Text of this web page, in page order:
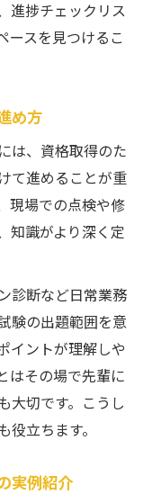
進捗チェックリス
ースを見つけるこ
め方
は、資格取得のた
て進めることが重
現場での点検や修
知識がより深く定
診断など日常業務
験の出題範囲を意
イントが理解しや
はその場で先輩に
大切です。こうし
立ちます。
実例紹介